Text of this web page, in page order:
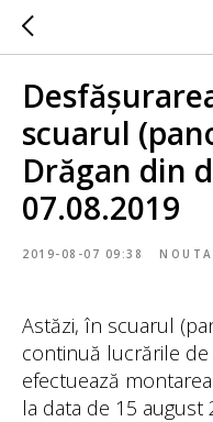
scuarul
Drăgan din
07.08.2019
2019-08-07 09:38
Astăzi, în scuarul
continuă lucrările
efectuează
la data de 15 august